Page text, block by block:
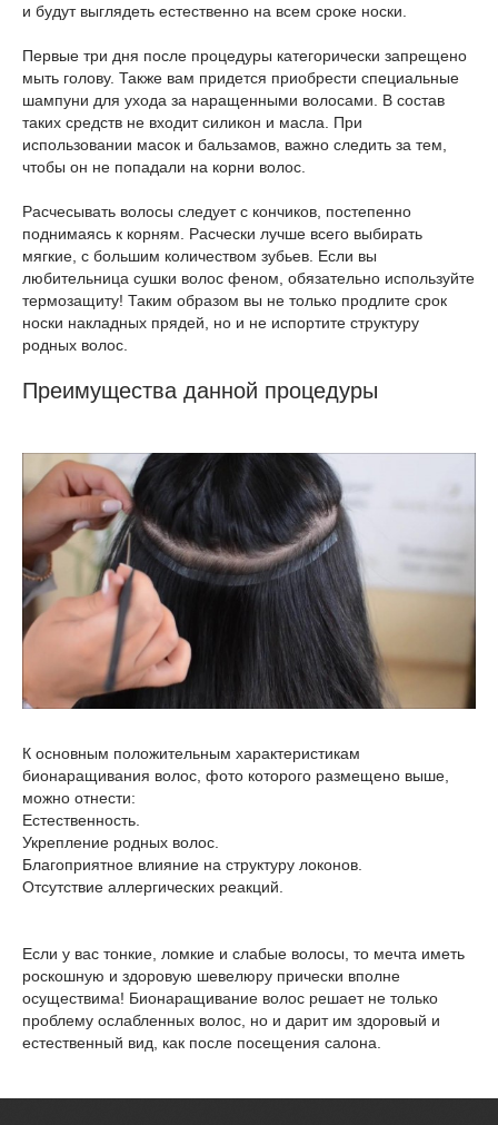
и будут выглядеть естественно на всем сроке носки.
Первые три дня после процедуры категорически запрещено
мыть голову. Также вам придется приобрести специальные
шампуни для ухода за наращенными волосами. В состав
таких средств не входит силикон и масла. При
использовании масок и бальзамов, важно следить за тем,
чтобы он не попадали на корни волос.
Расчесывать волосы следует с кончиков, постепенно
поднимаясь к корням. Расчески лучше всего выбирать
мягкие, с большим количеством зубьев. Если вы
любительница сушки волос феном, обязательно используйте
термозащиту! Таким образом вы не только продлите срок
носки накладных прядей, но и не испортите структуру
родных волос.
Преимущества данной процедуры
К основным положительным характеристикам
бионаращивания волос, фото которого размещено выше,
можно отнести:
Естественность.
Укрепление родных волос.
Благоприятное влияние на структуру локонов.
Отсутствие аллергических реакций.
Если у вас тонкие, ломкие и слабые волосы, то мечта иметь
роскошную и здоровую шевелюру прически вполне
осуществима! Бионаращивание волос решает не только
проблему ослабленных волос, но и дарит им здоровый и
естественный вид, как после посещения салона.